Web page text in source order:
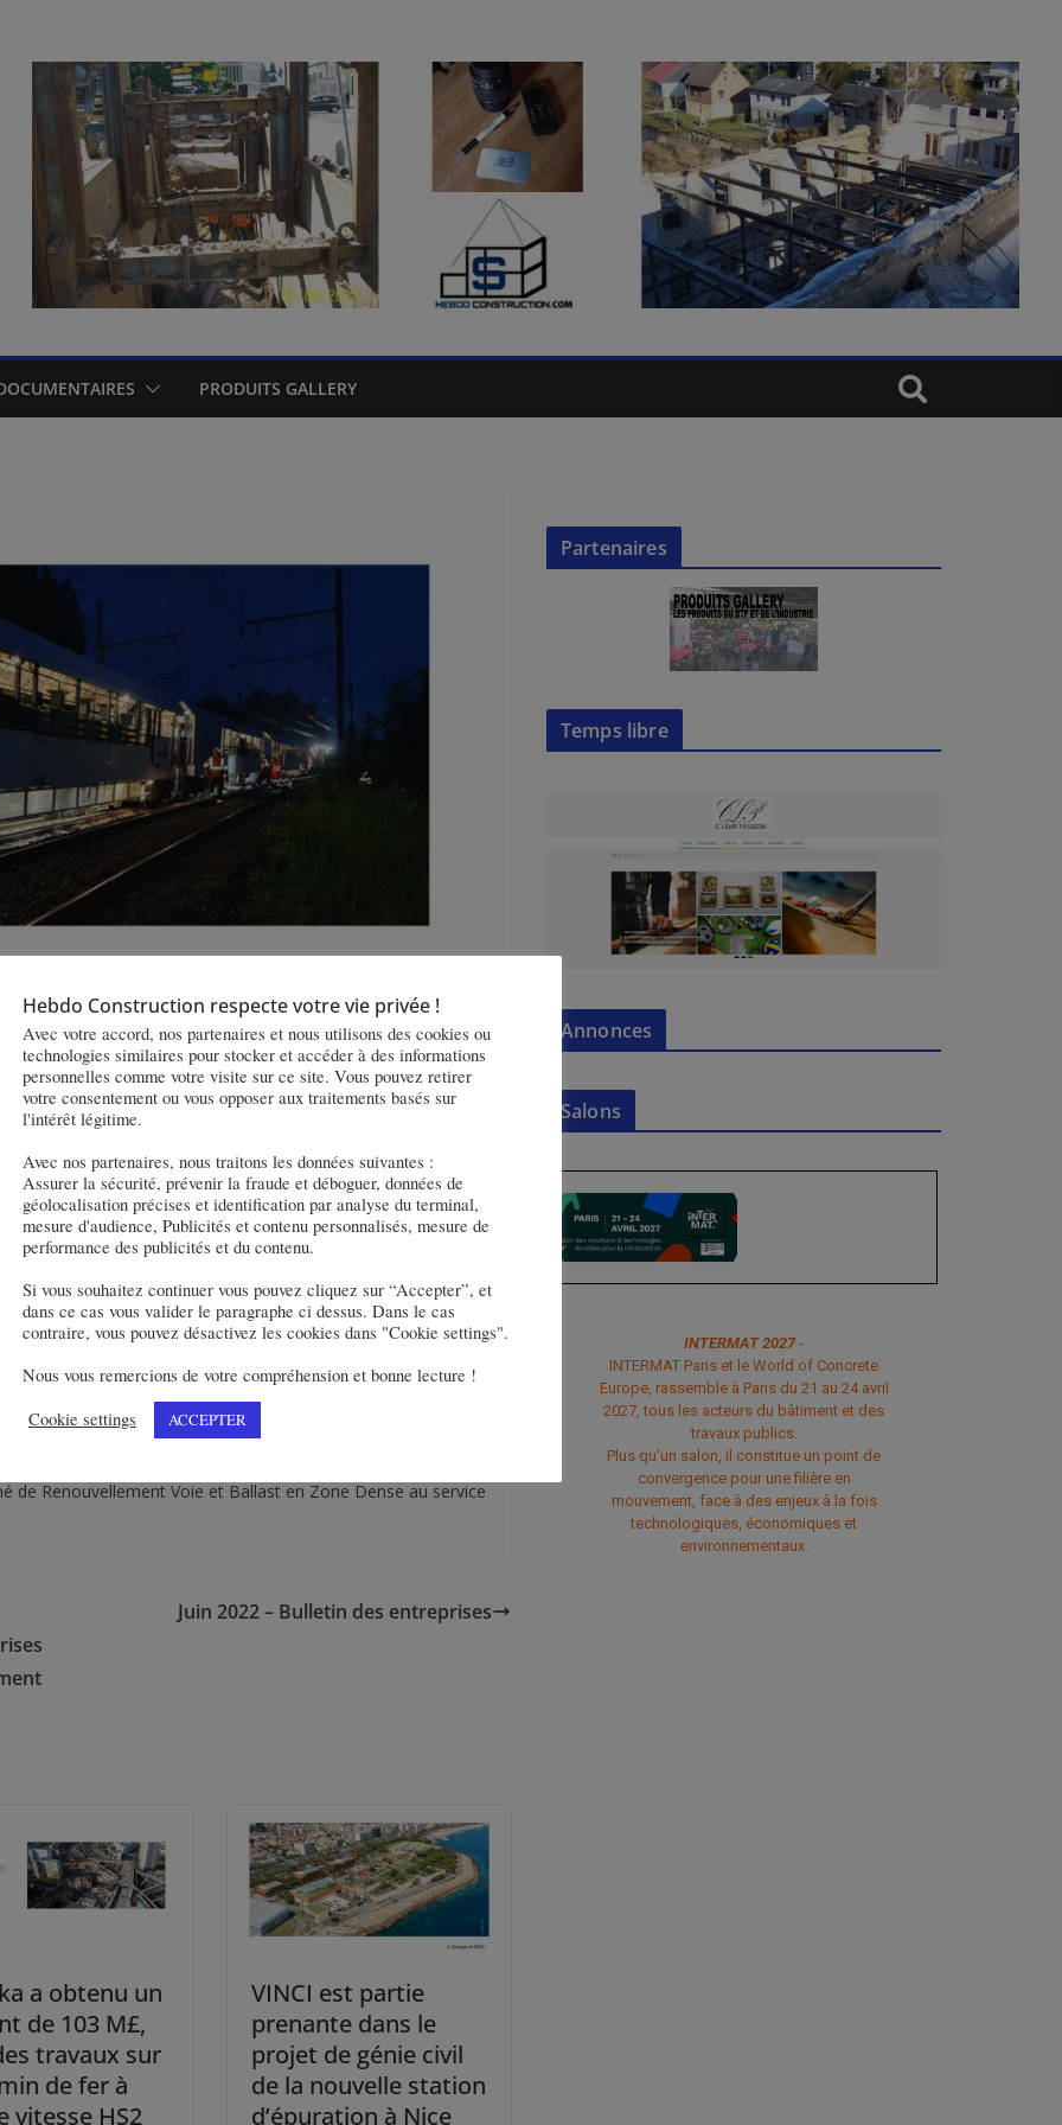
PRODUITS GALLERY
contrat ferroviaire en
du marché de Renouvellement Rails Industrialisés émis par
pour un délai de 5 ans.
État-SNCF Réseau signé le 6 avril 2022.
en moyenne chaque année grâce à deux équipements
de long qui remplacera rails et attaches et une nouvelle
l’acheminement des rails neufs et le chargement des rails
de Renouvellement Voie et Ballast en Zone Dense au service
Juin 2022 – Bulletin des entreprises
a obtenu un
de 103 M£,
travaux sur
de fer à
vitesse HS2
VINCI est partie
prenante dans le
projet de génie civil
de la nouvelle station
d’épuration à Nice
Partenaires
Temps libre
Annonces
Salons
INTERMAT 2027-
INTERMAT Paris et le World of Concrete
Europe, rassemble à Paris du 21 au 24 avril
2027, tous les acteurs du bâtiment et des
travaux publics.
Plus qu’un salon, il constitue un point de
convergence pour une filière en
mouvement, face à des enjeux à la fois
technologiques, économiques et
environnementaux.
Hebdo Construction respecte votre vie privée !
Avec votre accord, nos partenaires et nous utilisons des cookies ou
technologies similaires pour stocker et accéder à des informations
personnelles comme votre visite sur ce site. Vous pouvez retirer
votre consentement ou vous opposer aux traitements basés sur
l'intérêt légitime.
Avec nos partenaires, nous traitons les données suivantes :
Assurer la sécurité, prévenir la fraude et déboguer, données de
géolocalisation précises et identification par analyse du terminal,
mesure d'audience, Publicités et contenu personnalisés, mesure de
performance des publicités et du contenu.
Si vous souhaitez continuer vous pouvez cliquez sur “Accepter”, et
dans ce cas vous valider le paragraphe ci dessus. Dans le cas
contraire, vous pouvez désactivez les cookies dans "Cookie settings".
Nous vous remercions de votre compréhension et bonne lecture !
Cookie settings
ACCEPTER